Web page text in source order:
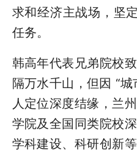
求和经济主战场，坚
任务。
韩高年代表兄弟院校
隔万水千山，但因 “
人定位深度结缘，兰
学院及全国同类院校
学科建设、科研创新